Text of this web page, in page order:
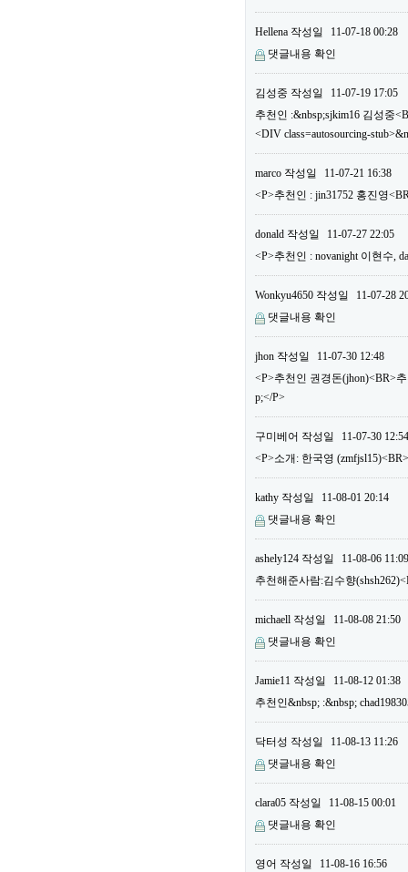
Hellena 작성일
11-07-18 00:28
댓글내용 확인
김성중 작성일
11-07-19 17:05
추천인 :&nbsp;sjkim16 김성중
<DIV class=autosourcing-
marco 작성일
11-07-21 16:38
<P>추천인 : jin31752 홍진영
donald 작성일
11-07-27 22:05
<P>추천인 : novanight 이현수,
Wonkyu4650 작성일
11-07-28
댓글내용 확인
jhon 작성일
11-07-30 12:48
<P>추천인 권경돈(jhon)<BR>
p;</P>
구미베어 작성일
11-07-30 12:54
<P>소개: 한국영
kathy 작성일
11-08-01 20:14
댓글내용 확인
ashely124 작성일
11-08-06 11:09
추천해준사람:김수향
michaell 작성일
11-08-08 21:50
댓글내용 확인
Jamie11 작성일
11-08-12 01:38
추천인&nbsp; :&nbsp;
닥터성 작성일
11-08-13 11:26
댓글내용 확인
clara05 작성일
11-08-15 00:01
댓글내용 확인
영어 작성일 11-08-16 16:56